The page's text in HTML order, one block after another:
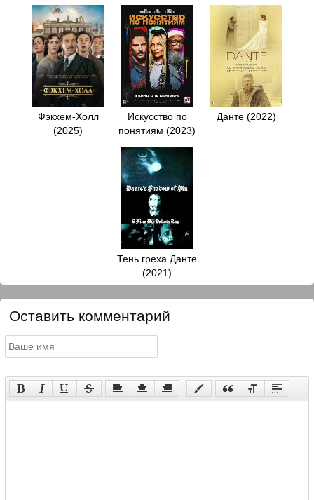
Фэкхем-Холл
(2025)
Искусство по
понятиям (2023)
Данте (2022)
Тень греха Данте
(2021)
Оставить комментарий